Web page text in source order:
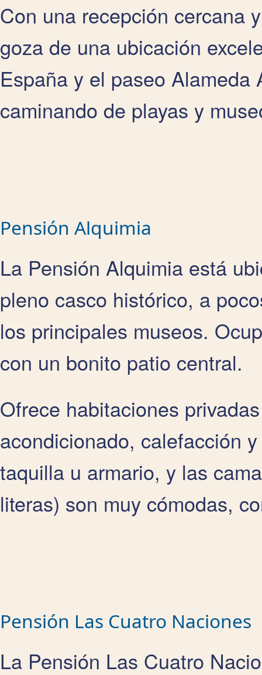
Con una recepción cercana
goza de una ubicación
España y el paseo
caminando de playas y
Pensión Alquimia
La Pensión Alquimia está
pleno casco histórico, a
los principales museos.
con un bonito patio central.
Ofrece habitaciones
acondicionado, calefacción
taquilla u armario, y las
literas) son muy cómodas,
Pensión Las Cuatro Naciones
La Pensión Las Cuatro